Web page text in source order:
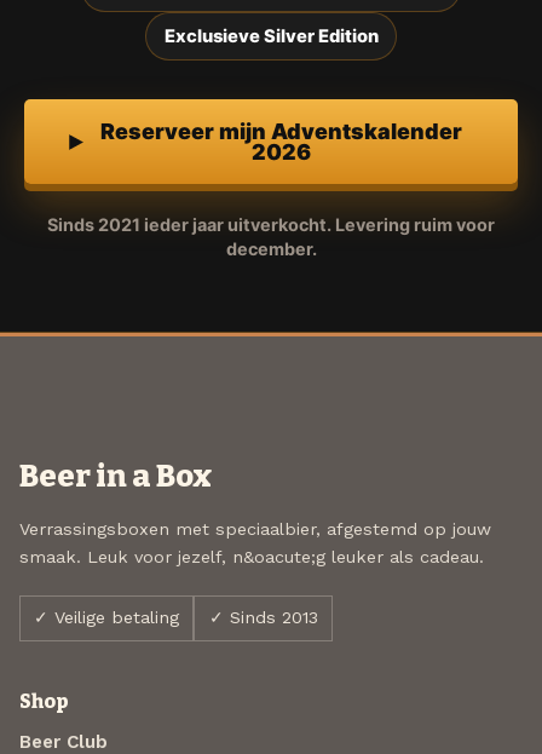
Exclusieve Silver Edition
Reserveer mijn Adventskalender
2026
Sinds 2021 ieder jaar uitverkocht. Levering ruim voor
december.
Beer in a Box
Verrassingsboxen met speciaalbier, afgestemd op jouw
smaak. Leuk voor jezelf, n&oacute;g leuker als cadeau.
✓ Veilige betaling ✓ Sinds 2013
Shop
Beer Club